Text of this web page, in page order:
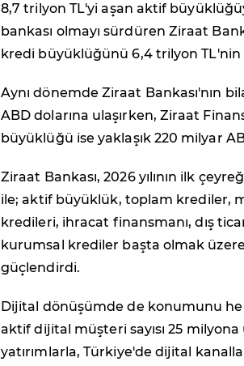
8,7 trilyon TL'yi aşan aktif
bankası olmayı sürdüren Ziraat
kredi büyüklüğünü 6,4 trilyon TL'nin
Aynı dönemde Ziraat Bankası'nın
ABD dolarına ulaşırken, Ziraat
büyüklüğü ise yaklaşık 220 milyar
Ziraat Bankası, 2026 yılının ilk
ile; aktif büyüklük, toplam krediler,
kredileri, ihracat finansmanı, dış
kurumsal krediler başta olmak
güçlendirdi.
Dijital dönüşümde de konumunu
aktif dijital müşteri sayısı 25
yatırımlarla, Türkiye'de dijital